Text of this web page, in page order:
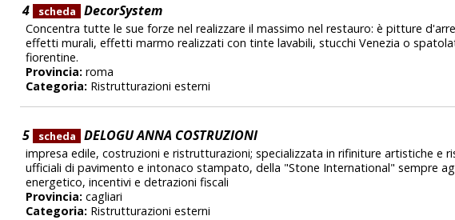
4 scheda DecorSystem
Concentra tutte le sue forze nel realizzare il massimo nel restauro: è pitture
effetti murali, effetti marmo realizzati con tinte lavabili, stucchi Venezia o
fiorentine.
Provincia: roma
Categoria: Ristrutturazioni esterni
5 scheda DELOGU ANNA COSTRUZIONI
impresa edile, costruzioni e ristrutturazioni; specializzata in rifiniture artistiche e
ufficiali di pavimento e intonaco stampato, della "Stone International" sempre
energetico, incentivi e detrazioni fiscali
Provincia: cagliari
Categoria: Ristrutturazioni esterni